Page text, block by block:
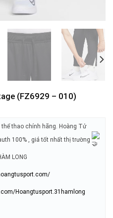
(FZ6929 – 010)
thao chính hãng. Hoàng Tử
100% , giá tốt nhất thị trường
LONG
Hoangtusport.31hamlong